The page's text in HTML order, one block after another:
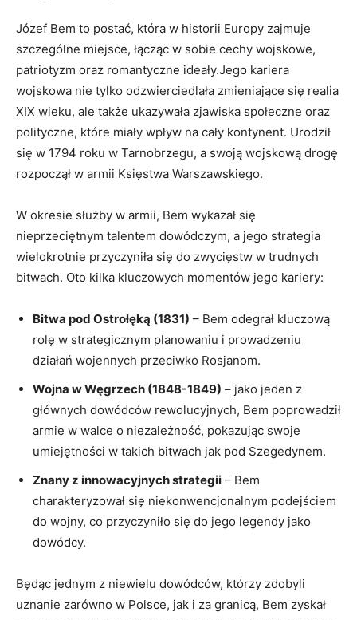
Józef Bem to postać, ⁣która w historii Europy zajmuje
⁢szczególne miejsce, łącząc w‌ sobie cechy wojskowe,
patriotyzm oraz romantyczne ideały.Jego kariera
wojskowa‍ nie tylko odzwierciedlała zmieniające się ‍realia
XIX wieku, ‌ale ⁤także ukazywała zjawiska społeczne oraz
polityczne, które miały wpływ ⁣na cały kontynent. Urodził
się ‌w 1794 roku​ w Tarnobrzegu,‌ a swoją wojskową drogę
rozpoczął w armii Księstwa Warszawskiego.
W okresie‍ służby w‌ armii, Bem wykazał się
nieprzeciętnym talentem dowódczym, a jego strategia‌
wielokrotnie‍ przyczyniła się do zwycięstw w trudnych
bitwach. Oto kilka kluczowych momentów jego kariery:
Bitwa pod Ostrołęką (1831) – Bem ​odegrał kluczową
rolę w strategicznym planowaniu i prowadzeniu
działań wojennych przeciwko Rosjanom.
Wojna w Węgrzech (1848-1849) – jako jeden z
głównych dowódców rewolucyjnych,⁣ Bem poprowadził
armie w walce o niezależność, pokazując swoje
umiejętności w takich bitwach ‌jak pod Szegedynem.
Znany z innowacyjnych strategii ‌– Bem
⁣charakteryzował się niekonwencjonalnym podejściem
do wojny, co przyczyniło się do jego legendy jako
dowódcy.
Będąc jednym z niewielu dowódców, którzy ⁢zdobyli
uznanie zarówno w ⁢Polsce, jak‍ i za granicą, Bem zyskał